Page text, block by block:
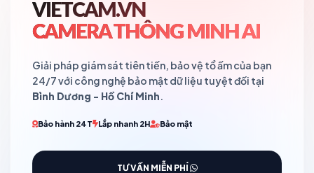
VIETCAM.VN
CAMERA THÔNG MINH AI
Giải pháp giám sát tiên tiến, bảo vệ tổ ấm của bạn
24/7 với công nghệ bảo mật dữ liệu tuyệt đối tại
Bình Dương - Hồ Chí Minh.
Bảo hành 24T Lắp nhanh 2H Bảo mật
TƯ VẤN MIỄN PHÍ